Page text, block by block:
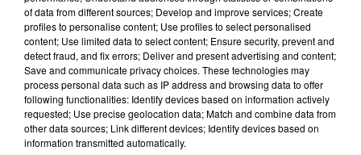
FIL D'ACTUS
of data from different sources; Develop and improve services; Create
profiles to personalise content; Use profiles to select personalised
content; Use limited data to select content; Ensure security, prevent and
detect fraud, and fix errors; Deliver and present advertising and content;
Save and communicate privacy choices. These technologies may
process personal data such as IP address and browsing data to offer
following functionalities: Identify devices based on information actively
requested; Use precise geolocation data; Match and combine data from
other data sources; Link different devices; Identify devices based on
information transmitted automatically.